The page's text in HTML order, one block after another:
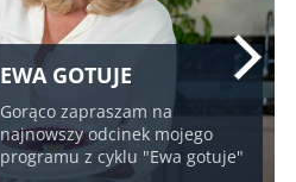
EWA GOTUJE
Gorąco zapraszam na
najnowszy odcinek mojego
programu z cyklu "Ewa gotuje"